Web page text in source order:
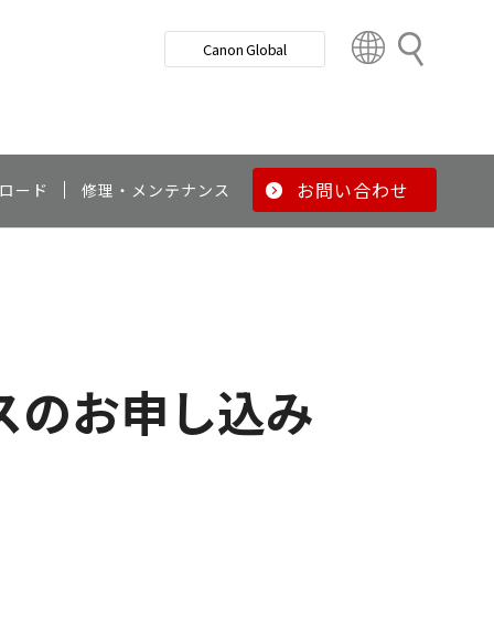
検
Canon Global
t
y
ード 修理・メンテナンス お問い合わせ
のお申し込み